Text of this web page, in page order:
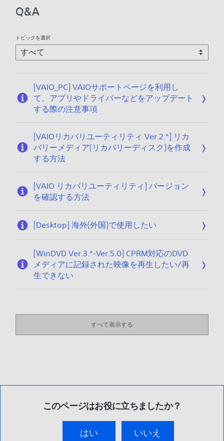
Q&A
トピックを選択
[VAIO_PC] VAIOサポートページを利用し
て、アプリやドライバーなどをアップデート
する際の注意事項
[VAIOリカバリユーティリティ Ver.2.*] リカ
バリーメディア(リカバリーディスク)を作成
する方法
[VAIO リカバリユーティリティ] バージョン
を確認する方法
[Desktop] 海外(外国)で使用したい
[WinDVD Ver.3.*-Ver.5.0] CPRM対応のDVD
メディアに記録された映像を再生したい/再
生できない
すべて表示する
このページはお役に立ちましたか？
はい いいえ